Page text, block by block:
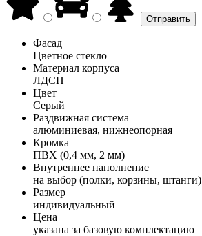
Фасад
Цветное стекло
Материал корпуса
ЛДСП
Цвет
Серый
Раздвижная система
алюминиевая, нижнеопорная
Кромка
ПВХ (0,4 мм, 2 мм)
Внутреннее наполнение
на выбор (полки, корзины, штанги)
Размер
индивидуальный
Цена
указана за базовую комплектацию